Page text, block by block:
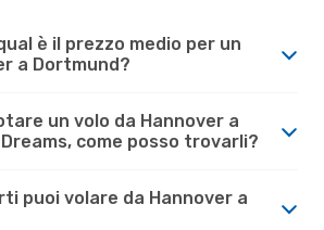
è il prezzo medio per un
a Dortmund?
un volo da Hannover a
come posso trovarli?
puoi volare da Hannover a